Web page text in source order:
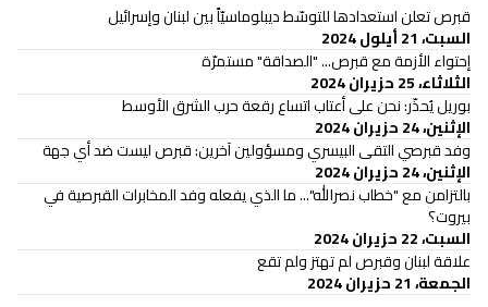
قبرص تعلن استعدادها للتوسّط ديبلوماسيّاً بين لبنان وإسرائيل
السبت، 21 أيلول 2024
إحتواء الأزمة مع قبرص... "الصداقة" مستمرّة
الثلاثاء، 25 حزيران 2024
بوريل يُحذّر: نحن على أعتاب اتساع رقعة حرب الشرق الأوسط
الإثنين، 24 حزيران 2024
وفد قبرصي التقى البيسري ومسؤولين آخرين: قبرص ليست ضد أي جهة
الإثنين، 24 حزيران 2024
بالتزامن مع "خطاب نصرالله"... ما الذي يفعله وفد المخابرات القبرصية في
بيروت؟
السبت، 22 حزيران 2024
علاقة لبنان وقبرص لم تهتز ولم تقع
الجمعة، 21 حزيران 2024